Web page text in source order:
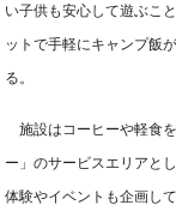
い子供も安心して遊ぶこ
ットで手軽にキャンプ飯
る。
施設はコーヒーや軽食
ー」のサービスエリアと
体験やイベントも企画し